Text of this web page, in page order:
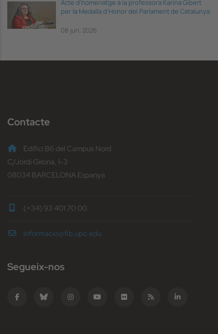
Acte d’homenatge a la professora Karina Gibert
per la Medalla d’Honor del Parlament de Catalunya
08 jun, 2026
Contacte
Edifici B6 del Campus Nord
C/Jordi Girona, 1-3
08034 BARCELONA Espanya
(+34) 93 401 70 00
informacio@fib.upc.edu
Segueix-nos